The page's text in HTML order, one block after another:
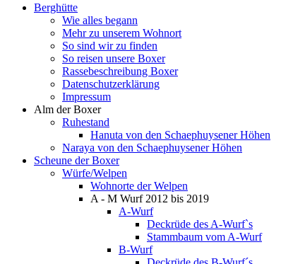
Berghütte
Wie alles begann
Mehr zu unserem Wohnort
So sind wir zu finden
So reisen unsere Boxer
Rassebeschreibung Boxer
Datenschutzerklärung
Impressum
Alm der Boxer
Ruhestand
Hanuta von den Schaephuysener Höhen
Naraya von den Schaephuysener Höhen
Scheune der Boxer
Würfe/Welpen
Wohnorte der Welpen
A - M Wurf 2012 bis 2019
A-Wurf
Deckrüde des A-Wurf`s
Stammbaum vom A-Wurf
B-Wurf